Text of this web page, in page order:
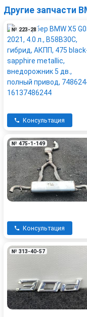
Другие запчасти
№ 223-28
Консультация
№ 475-1-149
Консультация
№ 313-40-57